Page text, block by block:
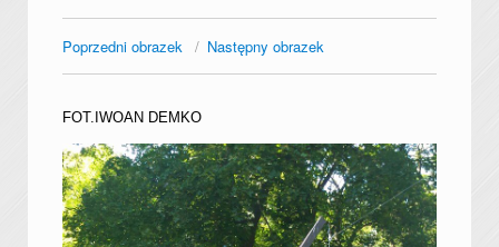
Poprzedni obrazek Następny obrazek
FOT.IWOAN DEMKO